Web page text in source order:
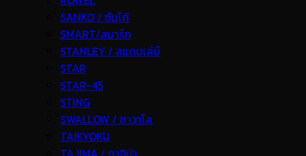
SANKO / ซันโก้
SMART/สมาร์ท
STANLEY / สแตนเล่ย์
STAR
STAR-45
STING
SWALLOW / ซาวาโล
TAIKYOKU